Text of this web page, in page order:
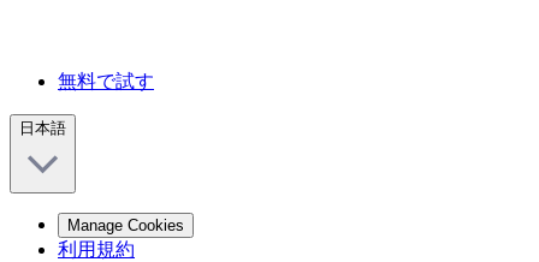
無料で試す
日本語
Manage Cookies
利用規約